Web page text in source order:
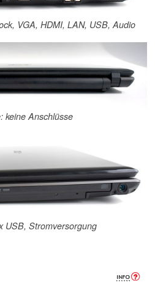
VGA, HDMI, LAN, USB, Audio
keine Anschlüsse
USB, Stromversorgung